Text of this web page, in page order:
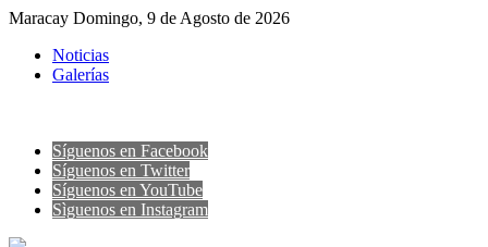
Maracay Domingo, 9 de Agosto de 2026
Noticias
Galerías
Síguenos en Facebook
Síguenos en Twitter
Síguenos en YouTube
Sìguenos en Instagram